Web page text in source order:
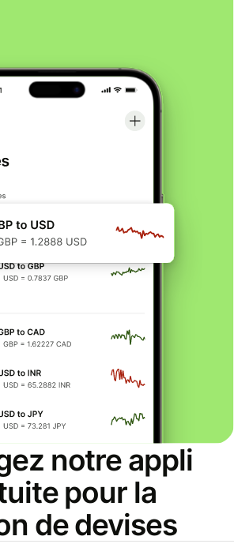
notre appli
pour la
de devises